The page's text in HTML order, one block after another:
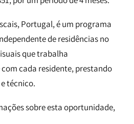
Portugal, é um programa
de residências no
que trabalha
cada residente, prestando
técnico.
sobre esta oportunidade,